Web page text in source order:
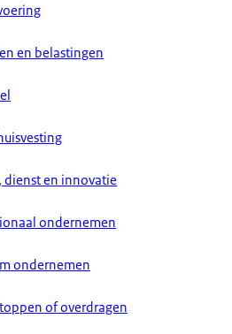
en belastingen
dienst en innovatie
ondernemen
ondernemen
of overdragen